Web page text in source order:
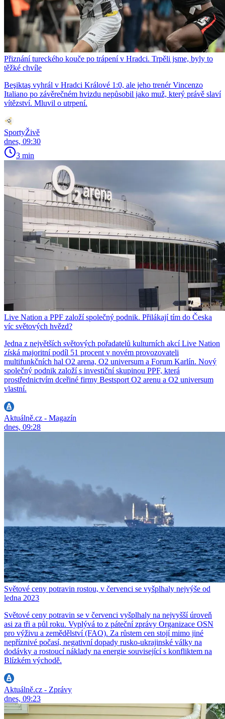
Přiznání tureckého kouče po trápení v Hradci. Trpěli jsme, byly to
těžké chvíle
Beşiktaş vyhrál v Hradci Králové 1:0, ale jeho trenér Vincenzo
Italiano po závěrečném hvizdu nepůsobil jako muž, který právě slaví
vítězství. Mluvil o utrpení.
SportyŽivě
dnes, 09:30
3 min
Live Nation a PPF založí společný podnik. Přilákají tím do Česka
víc světových hvězd?
Jedna z největších světových pořadatelů kulturních akcí Live Nation
získá majoritní podíl 51 procent v novém provozovateli
multifunkčních hal O2 arena, O2 universum a Forum Karlín. Nový
společný podnik založí s investiční skupinou PPF, která
prostřednictvím dceřiné firmy Bestsport O2 arenu a O2 universum
vlastní.
Aktuálně.cz - Magazín
dnes, 09:28
Světové ceny potravin rostou, v červenci se vyšplhaly nejvýše od
ledna 2023
Světové ceny potravin se v červenci vyšplhaly na nejvyšší úroveň
asi za tři a půl roku. Vyplývá to z páteční zprávy Organizace OSN
pro výživu a zemědělství (FAO). Za růstem cen stojí mimo jiné
nepříznivé počasí, negativní dopady rusko-ukrajinské války na
dodávky a rostoucí náklady na energie související s konfliktem na
Blízkém východě.
Aktuálně.cz - Zprávy
dnes, 09:23